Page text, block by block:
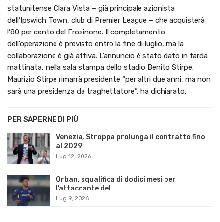
statunitense Clara Vista – già principale azionista
dell’Ipswich Town, club di Premier League – che acquisterà
l’80 per cento del Frosinone. Il completamento
dell’operazione è previsto entro la fine di luglio, ma la
collaborazione è già attiva. L’annuncio è stato dato in tarda
mattinata, nella sala stampa dello stadio Benito Stirpe.
Maurizio Stirpe rimarrà presidente “per altri due anni, ma non
sarà una presidenza da traghettatore”, ha dichiarato.
PER SAPERNE DI PIÙ
Venezia, Stroppa prolunga il contratto fino
al 2029
Lug 12, 2026
Orban, squalifica di dodici mesi per
l’attaccante del…
Lug 9, 2026